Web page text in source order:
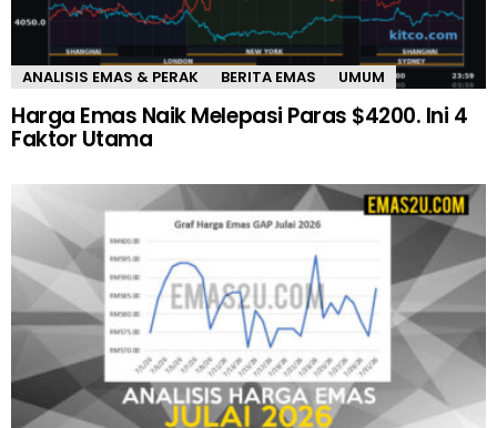
ANALISIS EMAS & PERAK BERITA EMAS UMUM
Harga Emas Naik Melepasi Paras $4200. Ini 4
Faktor Utama